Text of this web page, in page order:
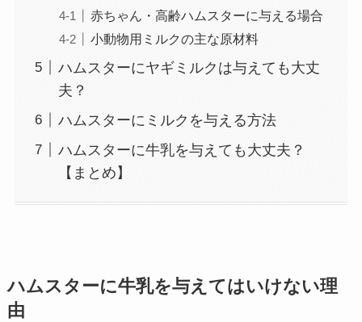
赤ちゃん・高齢ハムスターに与える場合
小動物用ミルクの主な原材料
ハムスターにヤギミルクは与えても大丈
夫？
ハムスターにミルクを与える方法
ハムスターに牛乳を与えても大丈夫？
【まとめ】
ハムスターに牛乳を与えてはいけない理
由